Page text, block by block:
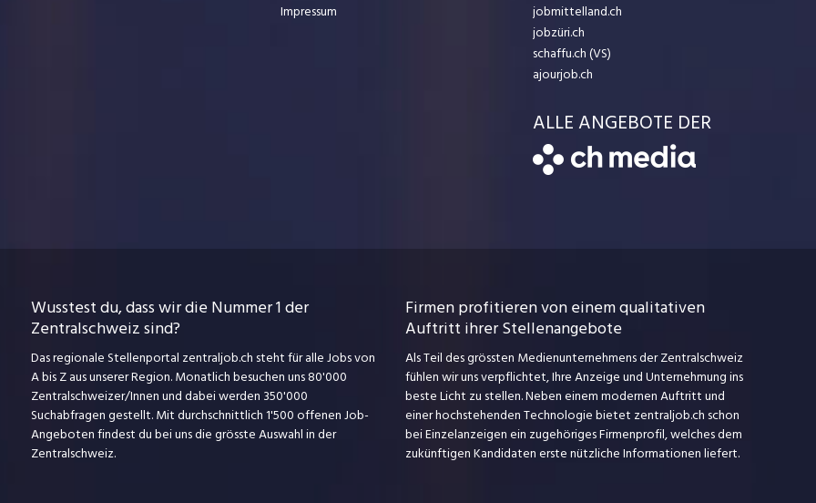
Impressum
jobmittelland.ch
jobzüri.ch
schaffu.ch (VS)
ajourjob.ch
ALLE ANGEBOTE DER
Wusstest du, dass wir die Nummer 1 der
Zentralschweiz sind?
Das regionale Stellenportal zentraljob.ch steht für alle Jobs von
A bis Z aus unserer Region. Monatlich besuchen uns 80'000
Zentralschweizer/Innen und dabei werden 350'000
Suchabfragen gestellt. Mit durchschnittlich 1'500 offenen Job-
Angeboten findest du bei uns die grösste Auswahl in der
Zentralschweiz.
Firmen profitieren von einem qualitativen
Auftritt ihrer Stellenangebote
Als Teil des grössten Medienunternehmens der Zentralschweiz
fühlen wir uns verpflichtet, Ihre Anzeige und Unternehmung ins
beste Licht zu stellen. Neben einem modernen Auftritt und
einer hochstehenden Technologie bietet zentraljob.ch schon
bei Einzelanzeigen ein zugehöriges Firmenprofil, welches dem
zukünftigen Kandidaten erste nützliche Informationen liefert.